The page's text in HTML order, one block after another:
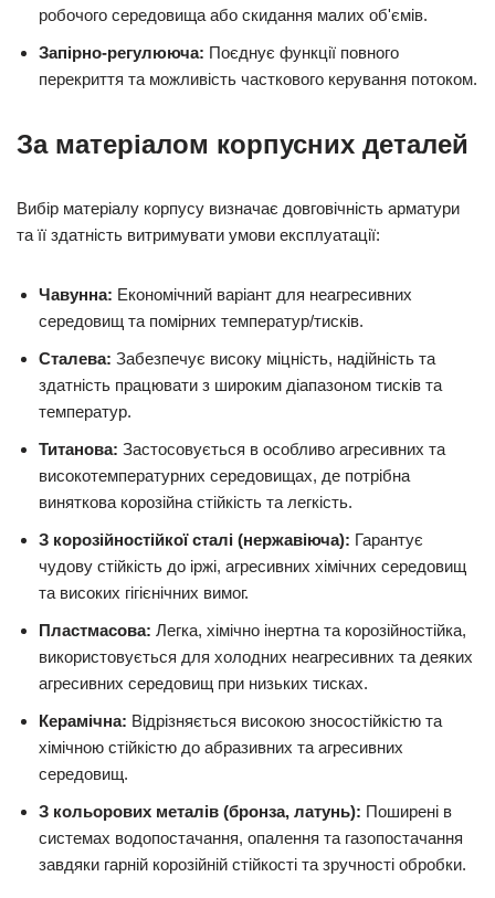
робочого середовища або скидання малих об'ємів.
Запірно-регулююча: Поєднує функції повного
перекриття та можливість часткового керування потоком.
За матеріалом корпусних деталей
Вибір матеріалу корпусу визначає довговічність арматури
та її здатність витримувати умови експлуатації:
Чавунна: Економічний варіант для неагресивних
середовищ та помірних температур/тисків.
Сталева: Забезпечує високу міцність, надійність та
здатність працювати з широким діапазоном тисків та
температур.
Титанова: Застосовується в особливо агресивних та
високотемпературних середовищах, де потрібна
виняткова корозійна стійкість та легкість.
З корозійностійкої сталі (нержавіюча): Гарантує
чудову стійкість до іржі, агресивних хімічних середовищ
та високих гігієнічних вимог.
Пластмасова: Легка, хімічно інертна та корозійностійка,
використовується для холодних неагресивних та деяких
агресивних середовищ при низьких тисках.
Керамічна: Відрізняється високою зносостійкістю та
хімічною стійкістю до абразивних та агресивних
середовищ.
З кольорових металів (бронза, латунь): Поширені в
системах водопостачання, опалення та газопостачання
завдяки гарній корозійній стійкості та зручності обробки.